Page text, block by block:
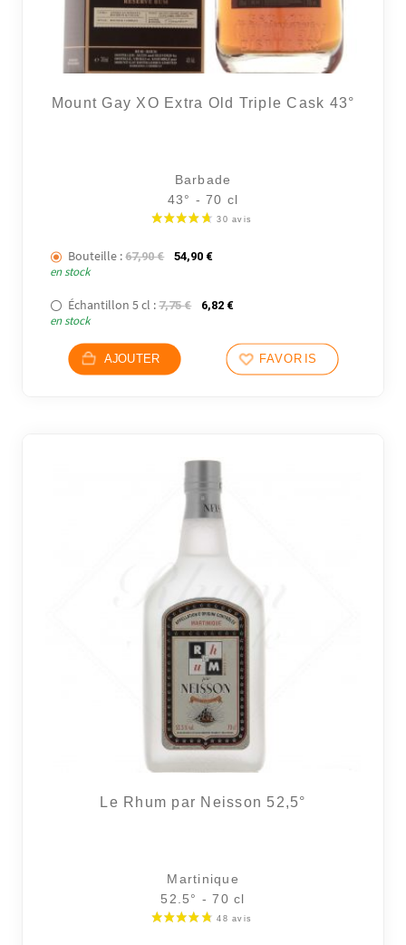
Mount Gay XO Extra Old Triple Cask 43°
Barbade
43° - 70 cl
Bouteille : 67,90€ Le prix initial était : 67,90 €.
54,90 €Le prix actuel est : 54,90 €.
en stock
Échantillon 5 cl : 7,75€ Le prix initial était : 7,75 €.
6,82 €Le prix actuel est : 6,82 €.
en stock
AJOUTER FAVORIS
Le Rhum par Neisson 52,5°
Martinique
52.5° - 70 cl